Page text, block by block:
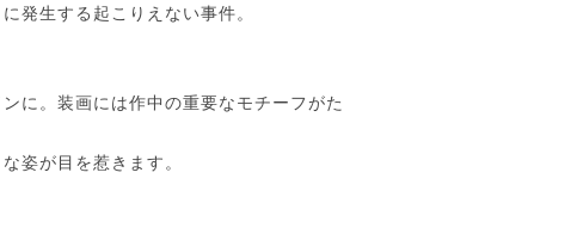
発生する起こりえない事件。
に。装画には作中の重要なモチーフがた
姿が目を惹きます。